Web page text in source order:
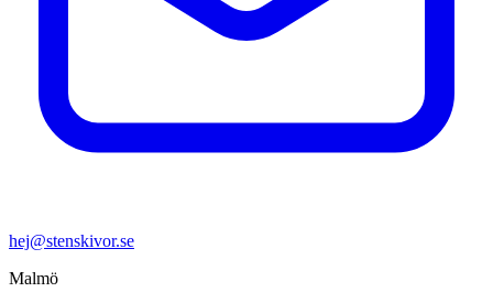
hej@stenskivor.se
Malmö